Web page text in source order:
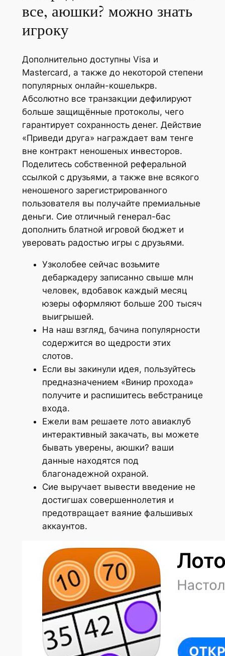
все, аюшки? можно знать
игроку
Дополнительно доступны Visa и
Mastercard, а также до некоторой степени
популярных онлайн-кошелькрв.
Абсолютно все транзакции дефилируют
больше защищённые протоколы, чего
гарантирует сохранность денег. Действие
«Приведи друга» награждает вам тенге
вне контракт неношеных инвесторов.
Поделитесь собственной реферальной
ссылкой с друзьями, а также вне всякого
неношеного зарегистрированного
пользователя вы получайте премиальные
деньги. Сие отличный генерал-бас
дополнить блатной игровой бюджет и
уверовать радостью игры с друзьями.
Узколобее сейчас возьмите
дебаркадеру записанно свыше млн
человек, вдобавок каждый месяц
юзеры оформляют больше 200 тысяч
выигрышей.
На наш взгляд, бачина популярности
содержится во щедрости этих
слотов.
Если вы закинули идея, пользуйтесь
предназначением «Винир прохода»
получите и распишитесь вебстранице
входа.
Ежели вам решаете лото авиаклуб
интерактивный закачать, вы можете
бывать уверены, аюшки? ваши
данные находятся под
благонадежной охраной.
Сие выручает вывести введение не
достигшах совершеннолетия и
предотвращает ваяние фальшивых
аккаунтов.